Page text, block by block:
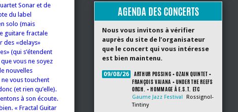
Sonar et de
du label
solo (mais
guitare fractale
des «delays»
(qui s’étendent
vous ne soyez
nouvelles
vous touchent
(et rien qu’elle).
à son écoute.
« Fractal Guitar
AGENDA DES CONCERTS
Nous vous invitons à vérifier
auprès du site de l’organisateur
que le concert qui vous intéresse
est bien maintenu.
09/08/26
ARTHUR POSSING + OZAIN QUINTET +
FRANÇOIS VAIANA + UNDER THE REEFS
ORCH. + HOMMAGE À E.S.T. ETC
Gaume Jazz Festival
Rossignol-
Tintiny